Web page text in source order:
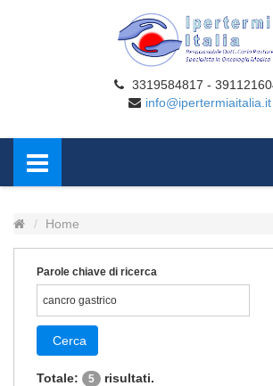
3319584817 -
info@ipertermiaitalia.it
Home
Parole chiave di ricerca
Cerca
Totale: 5 risultati.